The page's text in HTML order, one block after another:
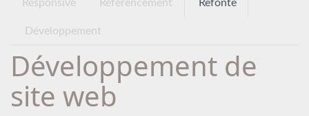
Responsive Référencement Refonte
Développement
Développement de
site web